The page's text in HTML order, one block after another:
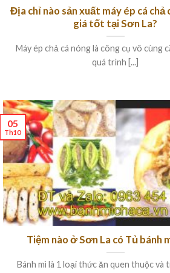
Địa chỉ nào sản xuất máy ép cá
giá tốt tại Sơn La?
Máy ép chả cá nóng là công cụ vô cùng
quá trình [...]
Tiệm nào ở Sơn La có Tủ bánh
Bánh mì là 1 loại thức ăn quen thuộc và
05
Th10